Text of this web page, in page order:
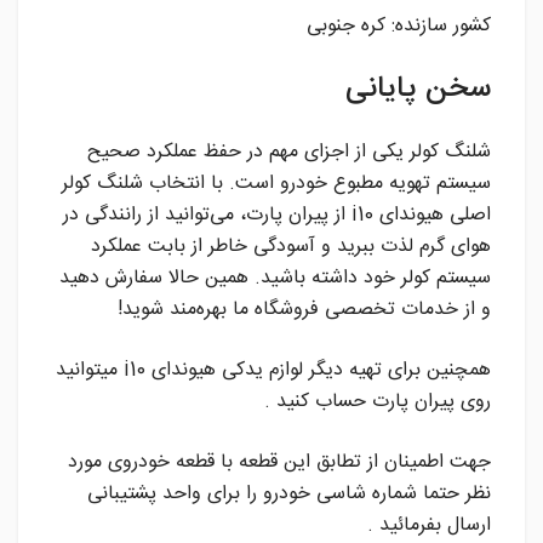
کشور سازنده: کره جنوبی
سخن پایانی
شلنگ کولر یکی از اجزای مهم در حفظ عملکرد صحیح
سیستم تهویه مطبوع خودرو است. با انتخاب شلنگ کولر
اصلی هیوندای i10 از پیران پارت، می‌توانید از رانندگی در
هوای گرم لذت ببرید و آسودگی خاطر از بابت عملکرد
سیستم کولر خود داشته باشید. همین حالا سفارش دهید
و از خدمات تخصصی فروشگاه ما بهره‌مند شوید!
همچنین برای تهیه دیگر لوازم یدکی هیوندای i10 میتوانید
روی پیران پارت حساب کنید .
جهت اطمینان از تطابق این قطعه با قطعه خودروی مورد
نظر حتما شماره شاسی خودرو را برای واحد پشتیبانی
ارسال بفرمائید .